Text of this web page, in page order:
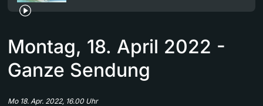
Montag, 18. April 2022 -
Ganze Sendung
Mo 18. Apr. 2022, 16.00 Uhr